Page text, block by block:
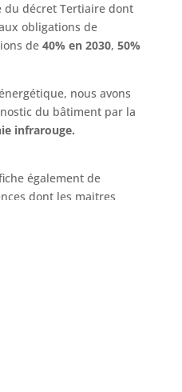
du décret Tertiaire dont
obligations de
de 40% en 2030, 50%
nous avons
du bâtiment par la
infrarouge.
également de
dont les maitres